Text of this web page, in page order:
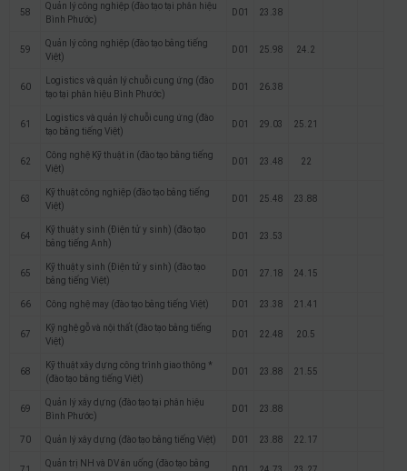
58
Quản lý công nghiệp (đào tạo tại phân hiệu
Bình Phước)
D01 23.38
59
Quản lý công nghiệp (đào tạo bằng tiếng
Việt)
D01 25.98 24.2
60
Logistics và quản lý chuỗi cung ứng (đào
tạo tại phân hiệu Bình Phước)
D01 26.38
61
Logistics và quản lý chuỗi cung ứng (đào
tạo bằng tiếng Việt)
D01 29.03 25.21
62
Công nghệ Kỹ thuật in (đào tạo bằng tiếng
Việt)
D01 23.48 22
63
Kỹ thuật công nghiệp (đào tạo bằng tiếng
Việt)
D01 25.48 23.88
64
Kỹ thuật y sinh (Điện tử y sinh) (đào tạo
bằng tiếng Anh)
D01 23.53
65
Kỹ thuật y sinh (Điện tử y sinh) (đào tạo
bằng tiếng Việt)
D01 27.18 24.15
66 Công nghệ may (đào tạo bằng tiếng Việt) D01 23.38 21.41
67
Kỹ nghệ gỗ và nội thất (đào tạo bằng tiếng
Việt)
D01 22.48 20.5
68
Kỹ thuật xây dựng công trình giao thông *
(đào tạo bằng tiếng Việt)
D01 23.88 21.55
69
Quản lý xây dựng (đào tạo tại phân hiệu
Bình Phước)
D01 23.88
70 Quản lý xây dựng (đào tạo bằng tiếng Việt) D01 23.88 22.17
Quản trị NH và DV ăn uống (đào tạo bằng